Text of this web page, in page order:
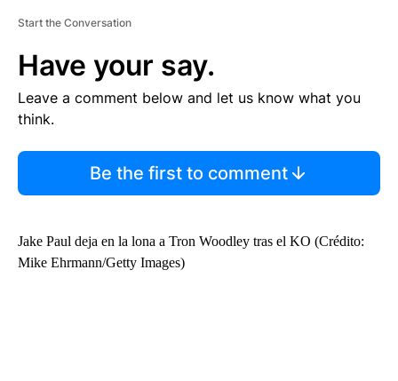
Start the Conversation
Have your say.
Leave a comment below and let us know what you
think.
Be the first to comment
Jake Paul deja en la lona a Tron Woodley tras el KO (Crédito:
Mike Ehrmann/Getty Images)